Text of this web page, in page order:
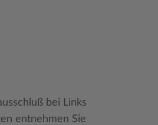
bei Links
entnehmen Sie